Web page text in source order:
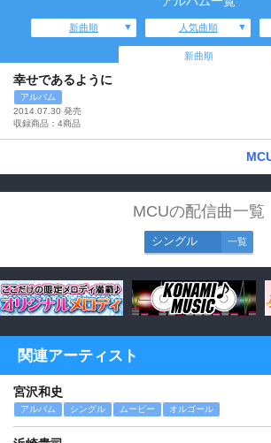
新曲順 人気曲順
新曲順
幸せであるように
アルバム
2014.07.30 発売
収録商品：4商品
MCUの配信曲一覧
シングル 一覧
関連アーティスト
宮沢和史
アルバム シングル ムービー オルゴール